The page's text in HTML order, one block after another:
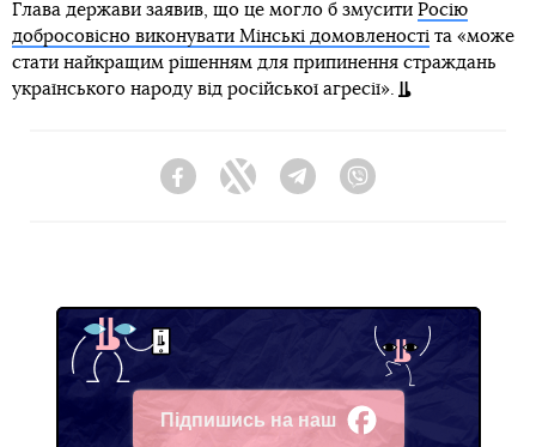
Глава держави заявив, що це могло б змусити Росію
добросовісно виконувати Мінські домовленості та «може
стати найкращим рішенням для припинення страждань
українського народу від російської агресії».
FacebookTwitter Telegram
Підпишись на наш
Facebook